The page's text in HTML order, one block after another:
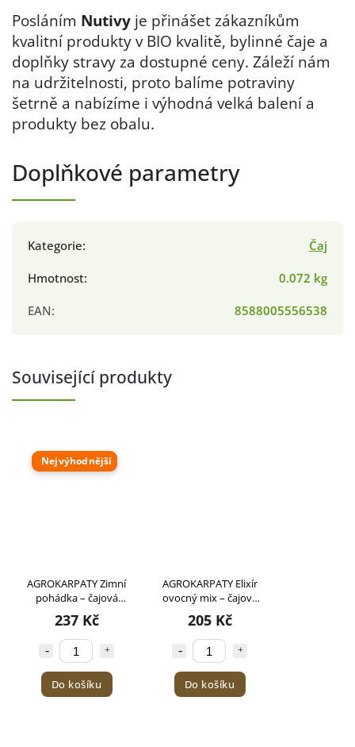
Posláním Nutivy je přinášet zákazníkům
kvalitní produkty v BIO kvalitě, bylinné čaje a
doplňky stravy za dostupné ceny. Záleží nám
na udržitelnosti, proto balíme potraviny
šetrně a nabízíme i výhodná velká balení a
produkty bez obalu.
Doplňkové parametry
Kategorie:
Čaj
Hmotnost:
0.072 kg
EAN: 8588005556538
Související produkty
Nejvýhodnější
AGROKARPATY Zimní
pohádka – čajová
kazeta 80 g
237 Kč
Do košíku
AGROKARPATY Elixír
ovocný mix – čajová
kazeta 72g
205 Kč
Do košíku